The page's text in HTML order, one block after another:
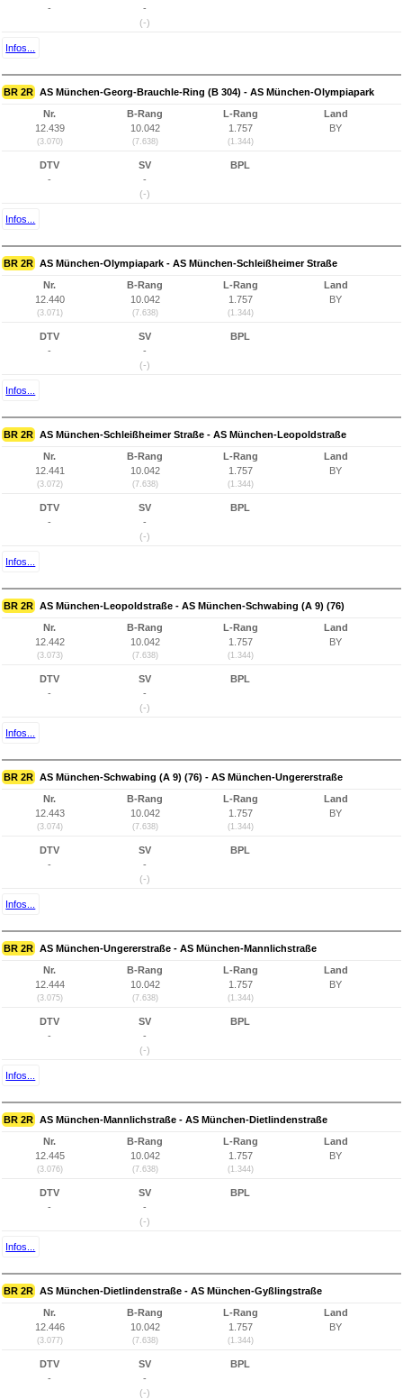
-
-
(-)
Infos...
BR 2R AS München-Georg-Brauchle-Ring (B 304) - AS München-Olympiapark
Nr.
12.439
(3.070)
B-Rang
10.042
(7.638)
L-Rang
1.757
(1.344)
Land
BY
DTV
-
SV
-
(-)
BPL
Infos...
BR 2R AS München-Olympiapark - AS München-Schleißheimer Straße
Nr.
12.440
(3.071)
B-Rang
10.042
(7.638)
L-Rang
1.757
(1.344)
Land
BY
DTV
-
SV
-
(-)
BPL
Infos...
BR 2R AS München-Schleißheimer Straße - AS München-Leopoldstraße
Nr.
12.441
(3.072)
B-Rang
10.042
(7.638)
L-Rang
1.757
(1.344)
Land
BY
DTV
-
SV
-
(-)
BPL
Infos...
BR 2R AS München-Leopoldstraße - AS München-Schwabing (A 9) (76)
Nr.
12.442
(3.073)
B-Rang
10.042
(7.638)
L-Rang
1.757
(1.344)
Land
BY
DTV
-
SV
-
(-)
BPL
Infos...
BR 2R AS München-Schwabing (A 9) (76) - AS München-Ungererstraße
Nr.
12.443
(3.074)
B-Rang
10.042
(7.638)
L-Rang
1.757
(1.344)
Land
BY
DTV
-
SV
-
(-)
BPL
Infos...
BR 2R AS München-Ungererstraße - AS München-Mannlichstraße
Nr.
12.444
(3.075)
B-Rang
10.042
(7.638)
L-Rang
1.757
(1.344)
Land
BY
DTV
-
SV
-
(-)
BPL
Infos...
BR 2R AS München-Mannlichstraße - AS München-Dietlindenstraße
Nr.
12.445
(3.076)
B-Rang
10.042
(7.638)
L-Rang
1.757
(1.344)
Land
BY
DTV
-
SV
-
(-)
BPL
Infos...
BR 2R AS München-Dietlindenstraße - AS München-Gyßlingstraße
Nr.
12.446
(3.077)
B-Rang
10.042
(7.638)
L-Rang
1.757
(1.344)
Land
BY
DTV
-
SV
-
(-)
BPL